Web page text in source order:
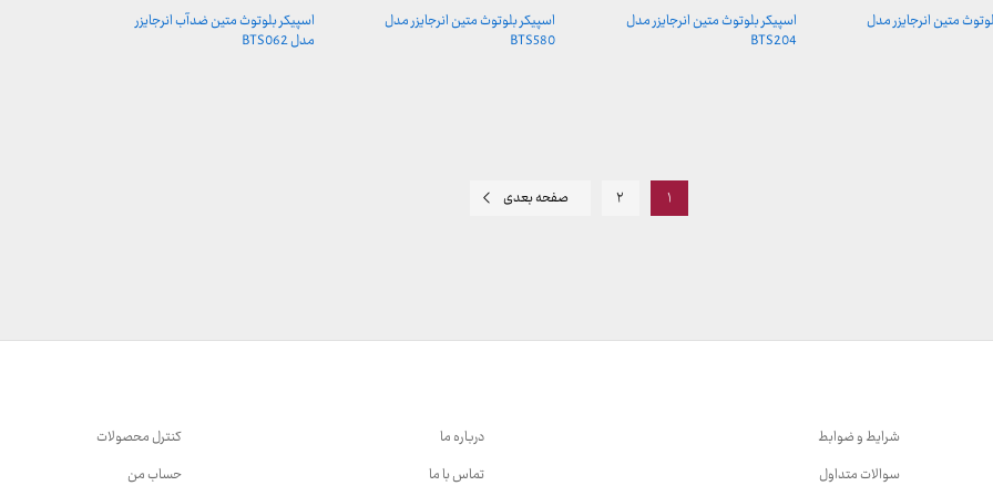
متین انرجایزر مدل
اسپیکر بلوتوث متین انرجایزر مدل
BTS204
اسپیکر بلوتوث متین انرجایزر مدل
BTS580
اسپیکر بلوتوث متین ضدآب انرجایزر
مدل BTS062
۱ ۲ صفحه بعدی
شرایط و ضوابط
سوالات متداول
درباره ما
تماس با ما
کنترل محصولات
حساب من